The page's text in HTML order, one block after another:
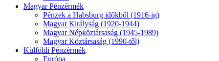
Magyar Pénzérmék
Pénzek a Habsburg időkből (1916-ig)
Magyar Királyság (1920-1944)
Magyar Népköztársaság (1945-1989)
Magyar Köztársaság (1990-től)
Külföldi Pénzérmék
Európa